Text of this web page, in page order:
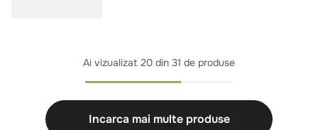
Ai vizualizat 20 din 31 de produse
Incarca mai multe produse